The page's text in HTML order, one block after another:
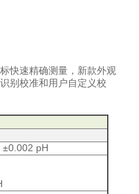
快速精确测量，新款外观
别校准和用户自定义校
pH